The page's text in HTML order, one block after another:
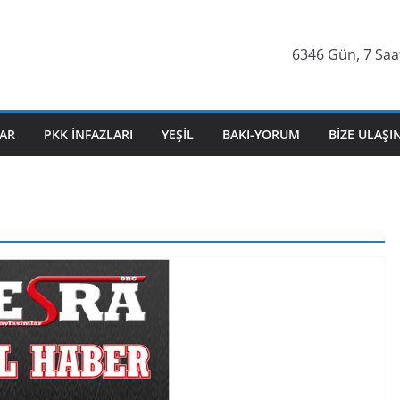
6346 Gün, 7
PKK İNFAZLARI YEŞIL BAKI-YORUM BIZE